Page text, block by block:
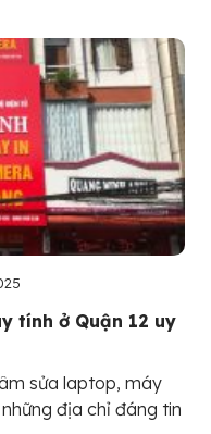
tính ở Quận 12 uy
sửa laptop, máy
địa chỉ đáng tin